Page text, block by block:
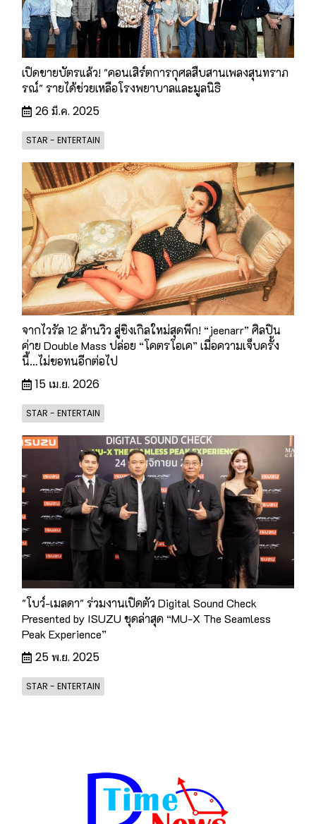
เปิดขายบัตรแล้ว! "คอนเสิร์ตการกุศลสืบสานเพลงสุนทราภ
รณ์" รายได้ช่วยเหลือโรงพยาบาลและมูลนิธิ
26 มี.ค. 2025
STAR - ENTERTAIN
จากไวรัล 12 ล้านวิว สู่ซิงเกิลใหม่สุดพีก! “jeenarr” ศิลปิน
ค่าย Double Mass ปล่อย “โคตรโอเค” เมื่อความเจ็บครั้ง
นี้…ไม่ขอทนอีกต่อไป
15 เม.ย. 2026
STAR - ENTERTAIN
"โบว์-เมลดา" ร่วมงานเปิดตัว Digital Sound Check
Presented by ISUZU ชุดล่าสุด “MU-X The Seamless
Peak Experience”
25 พ.ย. 2025
STAR - ENTERTAIN